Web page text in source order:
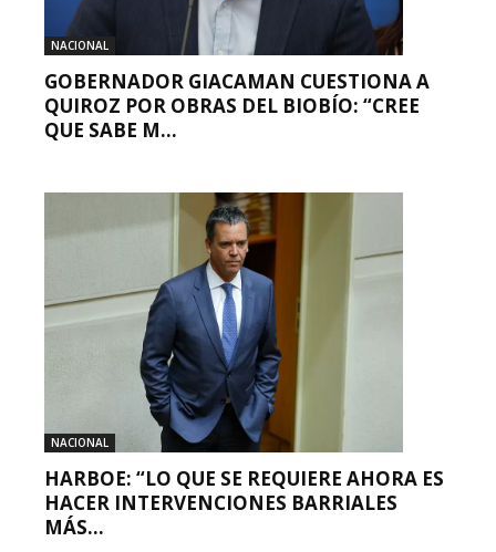
NACIONAL
GOBERNADOR GIACAMAN CUESTIONA A
QUIROZ POR OBRAS DEL BIOBÍO: “CREE
QUE SABE M...
NACIONAL
HARBOE: “LO QUE SE REQUIERE AHORA ES
HACER INTERVENCIONES BARRIALES
MÁS...